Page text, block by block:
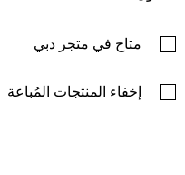
متاح في متجر دبي
إخفاء المنتجات المُباعة